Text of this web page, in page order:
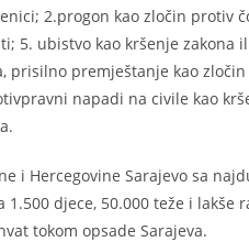
2.progon kao zločin protiv
5. ubistvo kao kršenje
prisilno premještanje kao
napadi na civile kao
i Hercegovine Sarajevo sa
1.500 djece, 50.000 teže i
tokom opsade Sarajeva.